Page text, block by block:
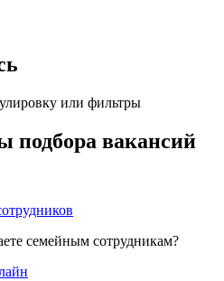
или фильтры
вакансий
семейным сотрудникам?